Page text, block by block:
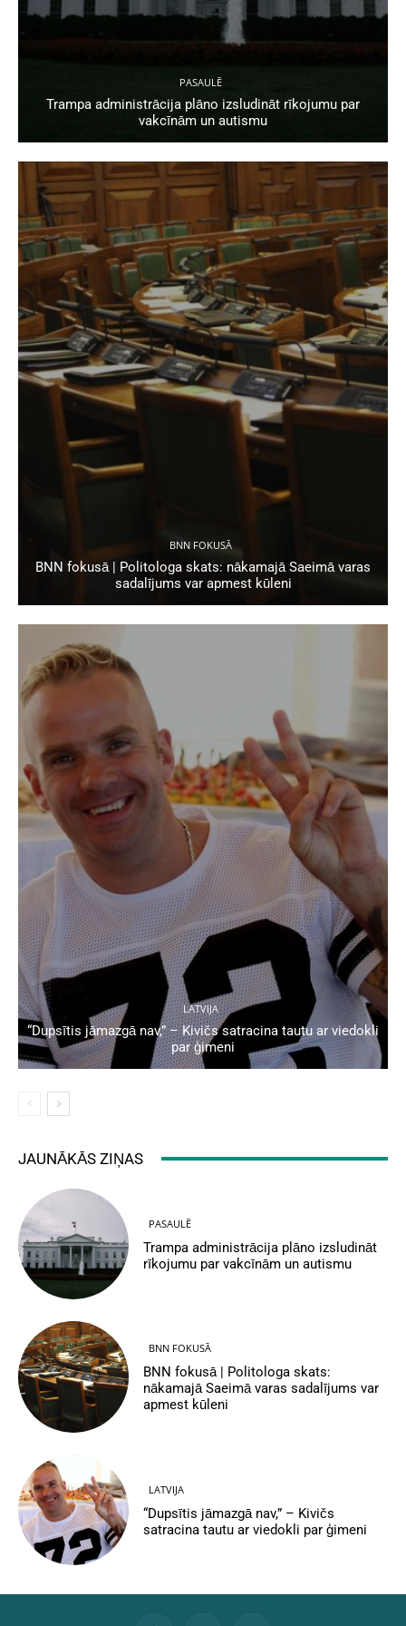
PASAULĒ
Trampa administrācija plāno izsludināt rīkojumu par
vakcīnām un autismu
BNN FOKUSĀ
BNN fokusā | Politologa skats: nākamajā Saeimā varas
sadalījums var apmest kūleni
LATVIJA
“Dupsītis jāmazgā nav,” – Kivičs satracina tautu ar viedokli
par ģimeni
JAUNĀKĀS ZIŅAS
PASAULĒ
Trampa administrācija plāno izsludināt
rīkojumu par vakcīnām un autismu
BNN FOKUSĀ
BNN fokusā | Politologa skats:
nākamajā Saeimā varas sadalījums var
apmest kūleni
LATVIJA
“Dupsītis jāmazgā nav,” – Kivičs
satracina tautu ar viedokli par ģimeni